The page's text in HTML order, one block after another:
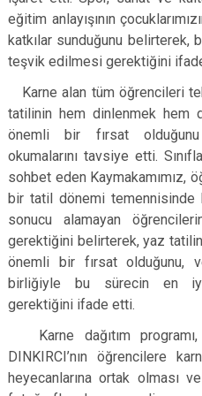
eğitim anlayışının
katkılar sunduğunu belirterek,
teşvik edilmesi gerektiğini
Karne alan tüm öğrencileri
tatilinin hem dinlenmek hem
önemli bir fırsat
okumalarını tavsiye etti.
sohbet eden Kaymakamımız,
bir tatil dönemi temennisinde
sonucu alamayan
gerektiğini belirterek, yaz
önemli bir fırsat olduğunu,
birliğiyle bu sürecin en
gerektiğini ifade etti.
Karne dağıtım programı,
DINKIRCI’nın öğrencilere
heyecanlarına ortak olması